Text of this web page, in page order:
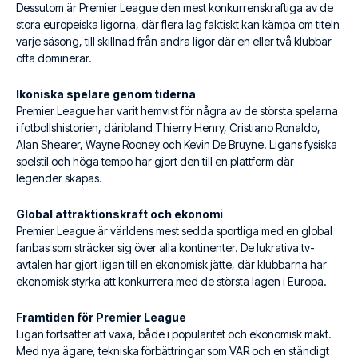
Dessutom är Premier League den mest konkurrenskraftiga av de
stora europeiska ligorna, där flera lag faktiskt kan kämpa om titeln
varje säsong, till skillnad från andra ligor där en eller två klubbar
ofta dominerar.
Ikoniska spelare genom tiderna
Premier League har varit hemvist för några av de största spelarna
i fotbollshistorien, däribland Thierry Henry, Cristiano Ronaldo,
Alan Shearer, Wayne Rooney och Kevin De Bruyne. Ligans fysiska
spelstil och höga tempo har gjort den till en plattform där
legender skapas.
Global attraktionskraft och ekonomi
Premier League är världens mest sedda sportliga med en global
fanbas som sträcker sig över alla kontinenter. De lukrativa tv-
avtalen har gjort ligan till en ekonomisk jätte, där klubbarna har
ekonomisk styrka att konkurrera med de största lagen i Europa.
Framtiden för Premier League
Ligan fortsätter att växa, både i popularitet och ekonomisk makt.
Med nya ägare, tekniska förbättringar som VAR och en ständigt